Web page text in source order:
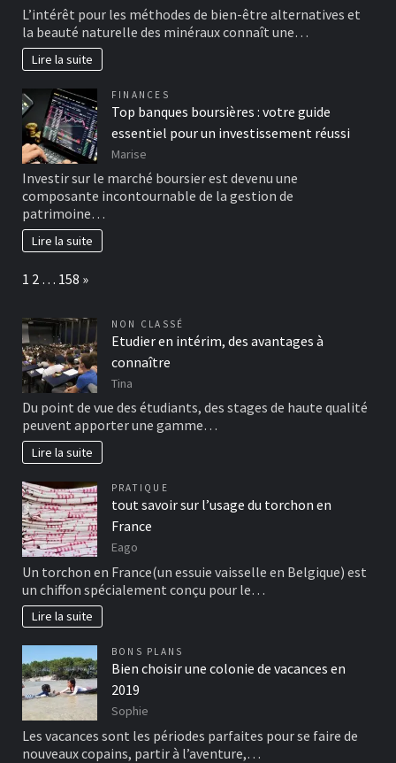
L’intérêt pour les méthodes de bien-être alternatives et
la beauté naturelle des minéraux connaît une…
Lire la suite
FINANCES
Top banques boursières : votre guide
essentiel pour un investissement réussi
Marise
Investir sur le marché boursier est devenu une
composante incontournable de la gestion de
patrimoine…
Lire la suite
Page:
1 2 … 158 Next
»
NON CLASSÉ
Etudier en intérim, des avantages à
connaître
Tina
Du point de vue des étudiants, des stages de haute qualité
peuvent apporter une gamme…
Lire la suite
PRATIQUE
tout savoir sur l’usage du torchon en
France
Eago
Un torchon en France(un essuie vaisselle en Belgique) est
un chiffon spécialement conçu pour le…
Lire la suite
BONS PLANS
Bien choisir une colonie de vacances en
2019
Sophie
Les vacances sont les périodes parfaites pour se faire de
nouveaux copains, partir à l’aventure,…